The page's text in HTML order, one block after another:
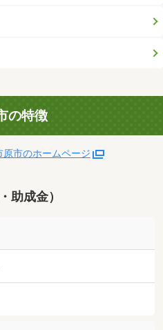
の特徴
原市のホームページ
助成金）